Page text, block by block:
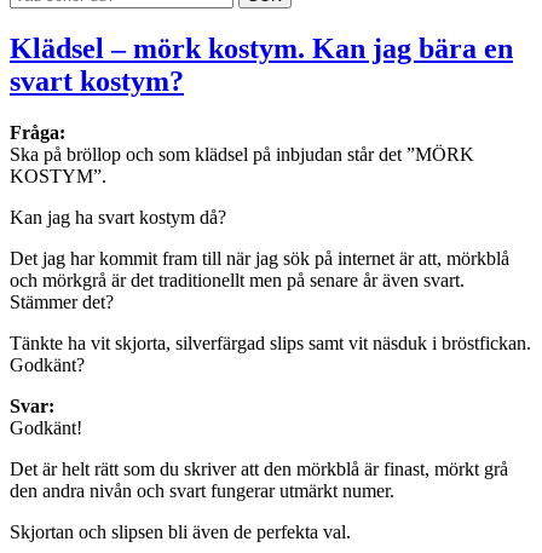
Klädsel – mörk kostym. Kan jag bära en
svart kostym?
Fråga:
Ska på bröllop och som klädsel på inbjudan står det ”MÖRK
KOSTYM”.
Kan jag ha svart kostym då?
Det jag har kommit fram till när jag sök på internet är att, mörkblå
och mörkgrå är det traditionellt men på senare år även svart.
Stämmer det?
Tänkte ha vit skjorta, silverfärgad slips samt vit näsduk i bröstfickan.
Godkänt?
Svar:
Godkänt!
Det är helt rätt som du skriver att den mörkblå är finast, mörkt grå
den andra nivån och svart fungerar utmärkt numer.
Skjortan och slipsen bli även de perfekta val.